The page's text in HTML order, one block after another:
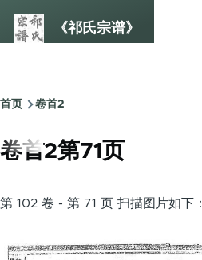
《祁氏宗谱》
面
包
屑
首页 卷首2
卷首2第71页
第 102 卷 - 第 71 页 扫描图片如下：